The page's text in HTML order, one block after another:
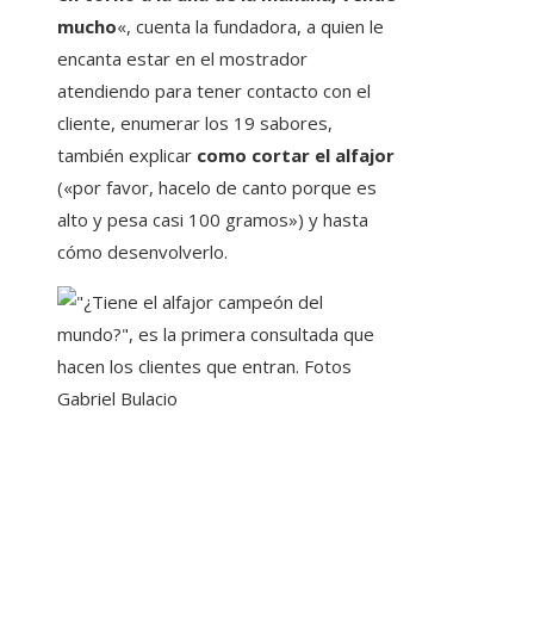
mucho«, cuenta la fundadora, a quien le
encanta estar en el mostrador
atendiendo para tener contacto con el
cliente, enumerar los 19 sabores,
también explicar como cortar el alfajor
(«por favor, hacelo de canto porque es
alto y pesa casi 100 gramos») y hasta
cómo desenvolverlo.